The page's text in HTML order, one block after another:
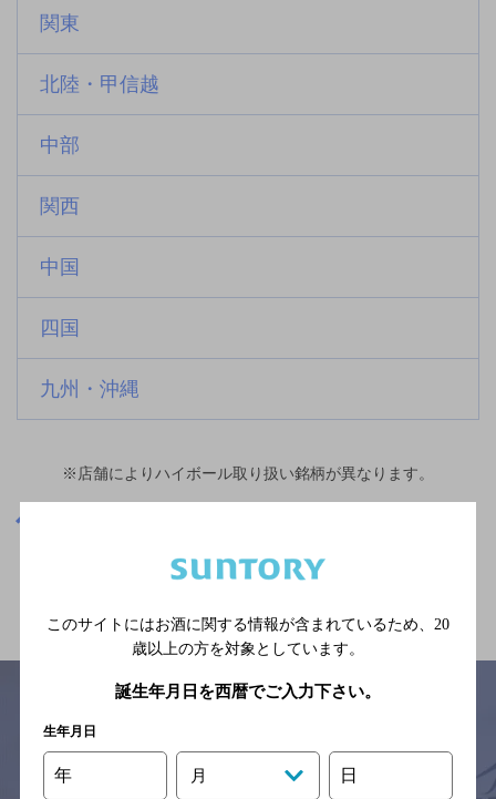
関東
北陸・甲信越
中部
関西
中国
四国
九州・沖縄
※店舗によりハイボール取り扱い銘柄が異なります。
関連ページ
サイトマップ ご意見・ご感想 利用規約
このサイトにはお酒に関する情報が含まれているため、 20
歳以上の方を対象としています。
誕生年月日を西暦でご入力下さい。
生年月日
年 月 日